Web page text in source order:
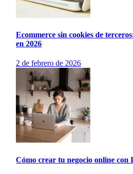
Ecommerce sin cookies de
en 2026
2 de febrero de 2026
Cómo crear tu negocio online con